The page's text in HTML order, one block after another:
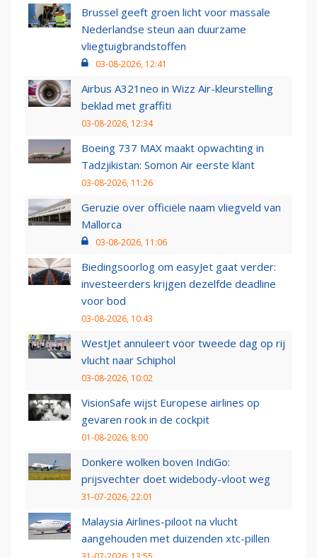
Brussel geeft groen licht voor massale
Nederlandse steun aan duurzame
vliegtuigbrandstoffen
03-08-2026, 12:41
Airbus A321neo in Wizz Air-kleurstelling
beklad met graffiti
03-08-2026, 12:34
Boeing 737 MAX maakt opwachting in
Tadzjikistan: Somon Air eerste klant
03-08-2026, 11:26
Geruzie over officiële naam vliegveld van
Mallorca
03-08-2026, 11:06
Biedingsoorlog om easyJet gaat verder:
investeerders krijgen dezelfde deadline
voor bod
03-08-2026, 10:43
WestJet annuleert voor tweede dag op rij
vlucht naar Schiphol
03-08-2026, 10:02
VisionSafe wijst Europese airlines op
gevaren rook in de cockpit
01-08-2026, 8:00
Donkere wolken boven IndiGo:
prijsvechter doet widebody-vloot weg
31-07-2026, 22:01
Malaysia Airlines-piloot na vlucht
aangehouden met duizenden xtc-pillen